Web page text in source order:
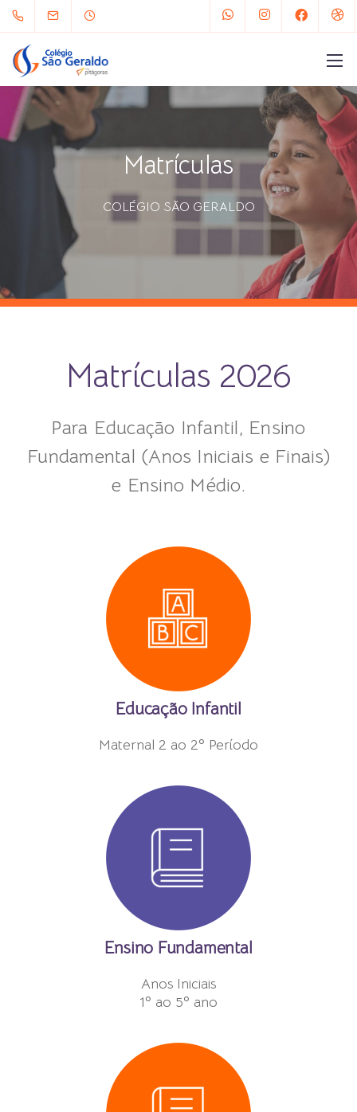
Matrículas
COLÉGIO SÃO GERALDO
Matrículas 2026
Para Educação Infantil, Ensino
Fundamental (Anos Iniciais e Finais)
e Ensino Médio.
Educação Infantil
Maternal 2 ao 2º Período
Ensino Fundamental
Anos Iniciais
1º ao 5º ano